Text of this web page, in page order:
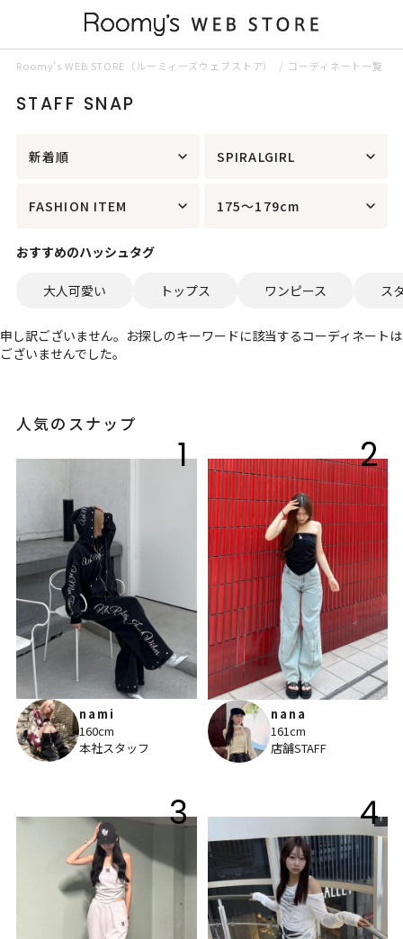
Roomy’s WEB STORE（ルーミィーズウェブストア） コーディネート一覧
STAFF SNAP
新着順 SPIRALGIRL
FASHION ITEM 175～179cm
おすすめのハッシュタグ
大人可愛い トップス ワンピース ス
申し訳ございません。お探しのキーワードに該当するコーディネートは
ございませんでした。
人気のスナップ
1
nami
160cm
本社スタッフ
2
nana
161cm
店舗STAFF
3 4